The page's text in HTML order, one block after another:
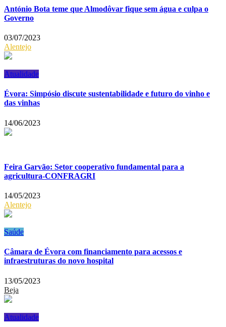
António Bota teme que Almodôvar fique sem água e culpa o
Governo
03/07/2023
Alentejo
Atualidade
Évora: Simpósio discute sustentabilidade e futuro do vinho e
das vinhas
14/06/2023
Feira Garvão: Setor cooperativo fundamental para a
agricultura-CONFRAGRI
14/05/2023
Alentejo
Saúde
Câmara de Évora com financiamento para acessos e
infraestruturas do novo hospital
13/05/2023
Beja
Atualidade